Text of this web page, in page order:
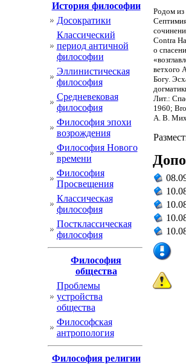
История философии
Досократики
Классический
период античной
философии
Эллинистическая
философия
Cредневековая
философия
Философия эпохи
возрождения
Философия Нового
времени
Философия
Просвещения
Классическая
философия
Постклассическая
философия
Философия
общества
Проблемы
устройства
общества
Философская
антропология
Философия религии
Родом из
Contra
о
ветхого
Богу.
Лит.:
1960;
А. В.